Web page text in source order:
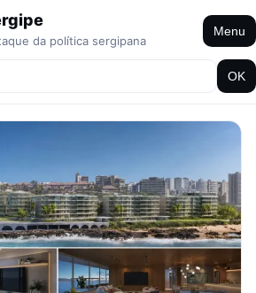
da política sergipana
Menu
OK